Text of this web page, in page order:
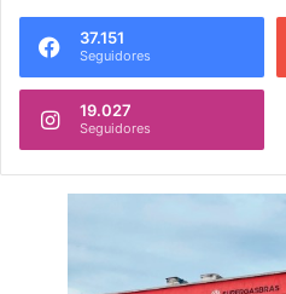
37.151
Seguidores
19.027
Seguidores